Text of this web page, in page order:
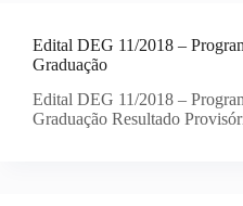
Edital DEG 11/2018 –
Graduação
Edital DEG 11/2018 –
Graduação Resultado